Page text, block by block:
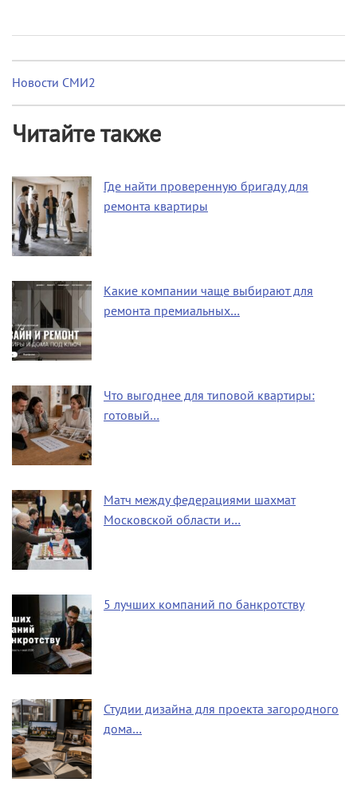
Новости СМИ2
Читайте также
Где найти проверенную бригаду для
ремонта квартиры
Какие компании чаще выбирают для
ремонта премиальных…
Что выгоднее для типовой квартиры:
готовый…
Матч между федерациями шахмат
Московской области и…
5 лучших компаний по банкротству
Студии дизайна для проекта загородного
дома…